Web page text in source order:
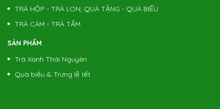
TRÀ HỘP - TRÀ LON, QUÀ TẶNG - QUÀ BIẾU
TRÀ CÁM - TRÀ TẤM
SẢN PHẨM
Trà Xanh Thái Nguyên
Quà biếu & Trưng lễ tết